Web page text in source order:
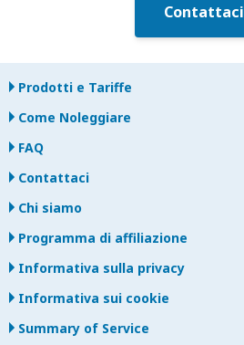
Contattaci
Prodotti e Tariffe
Come Noleggiare
FAQ
Contattaci
Chi siamo
Programma di affiliazione
Informativa sulla privacy
Informativa sui cookie
Summary of Service